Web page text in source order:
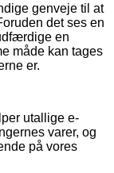
genveje til at
det ses en
en
måde kan tages
er.
utallige e-
varer, og
på vores